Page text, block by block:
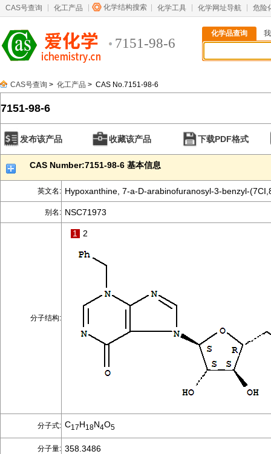
CAS号查询 化工产品 化学结构搜索 化学工具 化学网址导航 危险
7151-98-6
化学品查询
CAS号查询 > 化工产品 > CAS No.7151-98-6
7151-98-6
发布该产品 收藏该产品 下载PDF格式
CAS Number:7151-98-6 基本信息
英文名: Hypoxanthine, 7-a-D-arabinofuranosyl-3-benzyl-
别名: NSC71973
分子结构:
1 2
分子式: C17H18N4O5
分子量: 358.3486